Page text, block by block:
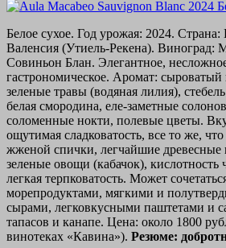
Белое сухое. Год урожая: 2024.
Валенсия (Утиель-Рекена). Виноград:
Совиньон Блан. Элегантное,
гастрономическое. Аромат: сыроватый
зеленые травы (водяная лилия),
белая смородина, еле-заметные
соломенные нокти, полевые цветы.
ощутимая сладковатость, все то же,
жженой спички, легчайшие
зеленые овощи (кабачок), кислотность
легкая терпковатость. Может
морепродуктами, мягкими и
сырами, легковкусными паштетами и
тапасов и канапе. Цена: около 1800
винотеках «Кавина»). Резюме: